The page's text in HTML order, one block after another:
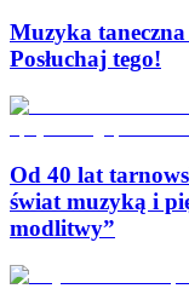
Muzyka
Posłuchaj tego!
Od 40 lat
świat muzyką i
modlitwy”